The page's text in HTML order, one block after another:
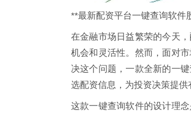
**最新配资平台一键查询软件
在金融市场日益繁荣的今天
机会和灵活性。然而，面对
决这个问题，一款全新的一
选配资信息，为投资决策提供
这款一键查询软件的设计理